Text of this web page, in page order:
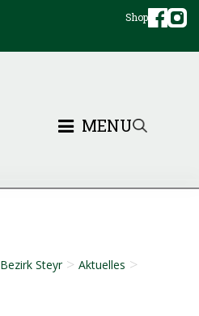
Shop
MENU
Bezirk Steyr > Aktuelles >